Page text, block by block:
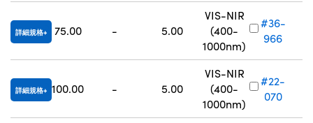
詳細規格 75.00 - 5.00
VIS-NIR
(400-
1000nm)
#36-
966
詳細規格 100.00 - 5.00
VIS-NIR
(400-
1000nm)
#22-
070